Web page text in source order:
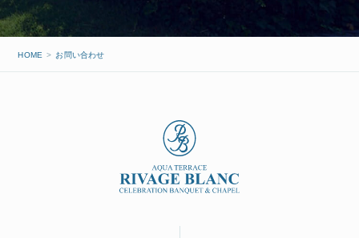
覧可能なかたちで公開します。
Cookieについて
たときなどに、より便利に閲覧して頂くため、お客様がご使
用のコンピュータを識別するデータのことです。お客様のコ
ンピュータを識別することはできますが、お客様自身を識別
することはできません。当Webサイトは、利便性を考慮して
Cookieを使用しておりますが、お客様がご使用になるインタ
HOME お問い合わせ